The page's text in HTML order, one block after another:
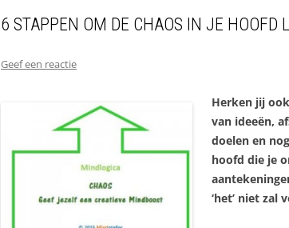
6 STAPPEN OM DE CHAOS IN JE HOOFD
Geef een reactie
Herken jij
van ideeën,
doelen en
hoofd die je
‘het’ niet zal